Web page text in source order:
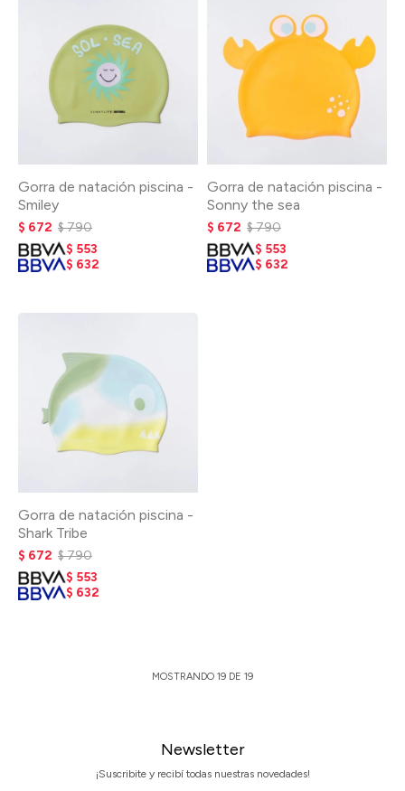
Gorra de natación piscina -
Smiley
$ 672 $790
$ 553
$ 632
Gorra de natación piscina -
Sonny the sea
$ 672 $790
$ 553
$ 632
Gorra de natación piscina -
Shark Tribe
$ 672 $790
$ 553
$ 632
MOSTRANDO 19 DE 19
Newsletter
¡Suscribite y recibí todas nuestras novedades!